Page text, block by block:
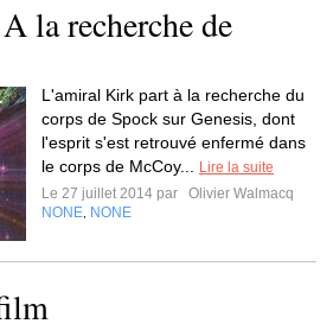
la recherche de
L'amiral Kirk part à la recherche du
corps de Spock sur Genesis, dont
l'esprit s'est retrouvé enfermé dans
le corps de McCoy...
Lire la suite
Le 27 juillet 2014 par
Olivier Walmacq
NONE NONE